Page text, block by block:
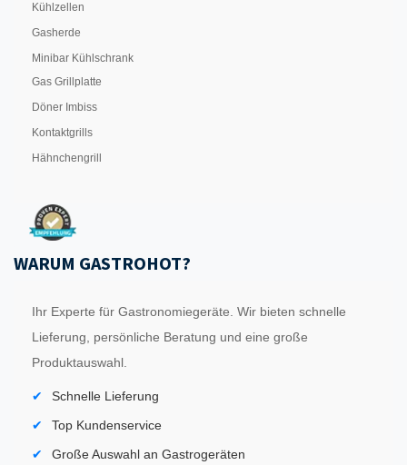
Kühlzellen
Gasherde
Minibar Kühlschrank
Gas Grillplatte
Döner Imbiss
Kontaktgrills
Hähnchengrill
WARUM GASTROHOT?
Ihr Experte für Gastronomiegeräte. Wir bieten schnelle
Lieferung, persönliche Beratung und eine große
Produktauswahl.
Schnelle Lieferung
Top Kundenservice
Große Auswahl an Gastrogeräten